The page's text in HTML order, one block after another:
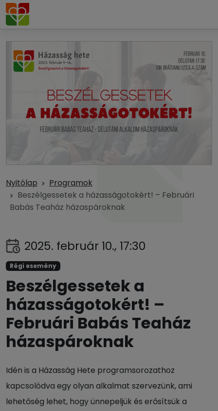
Nyitólap
Programok
Beszélgessetek a házasságotokért! – Februári
Babás Teaház házaspároknak
2025. február 10., 17:30
Régi esemény
Beszélgessetek a
házasságotokért! –
Februári Babás Teaház
házaspároknak
Idén is a Házasság Hete programsorozathoz
kapcsolódva egy olyan alkalmat szervezünk, ami
lehetőség lehet, hogy ünnepeljük és erősítsük a